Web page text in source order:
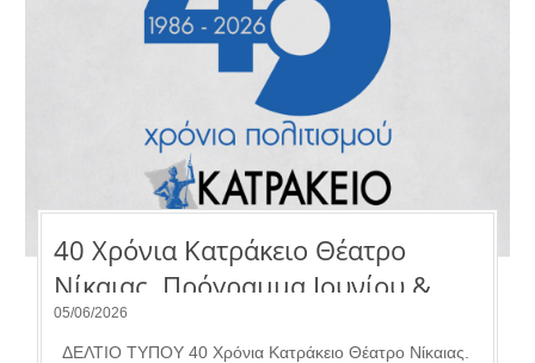
40 Χρόνια Κατράκειο Θέατρο
Νίκαιας. Πρόγραμμα Ιουνίου &
Ιουλίου 2026.
05/06/2026
ΔΕΛΤΙΟ ΤΥΠΟΥ 40 Χρόνια Κατράκειο Θέατρο Νίκαιας.